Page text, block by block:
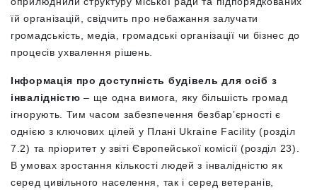
їй організацій, свідчить про небажання залучати
громадськість, медіа, громадські організації чи бізнес до
процесів ухвалення рішень.
Інформація про доступність будівель для осіб з
інвалідністю – ще одна вимога, яку більшість громад
ігнорують. Тим часом забезпечення безбар’єрності є
однією з ключових цілей у Плані Ukraine Facility (розділ
7.2) та пріоритет у звіті Європейської комісії (розділ 23).
В умовах зростання кількості людей з інвалідністю як
серед цивільного населення, так і серед ветеранів,